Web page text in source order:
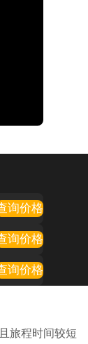
询价格
询价格
询价格
旅程时间较短